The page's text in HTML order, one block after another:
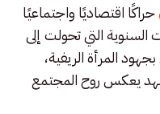
حراكًا اقتصاديًا واجتماعيًا
السنوية التي تحولت إلى
المرأة الريفية،
يعكس روح المجتمع